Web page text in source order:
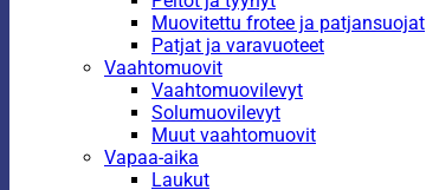
Muovitettu frotee ja patjansuojat
Patjat ja varavuoteet
Vaahtomuovit
Vaahtomuovilevyt
Solumuovilevyt
Muut vaahtomuovit
Vapaa-aika
Laukut